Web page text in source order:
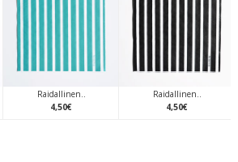
Raidallinen..
4,50€
Raidallinen..
4,50€